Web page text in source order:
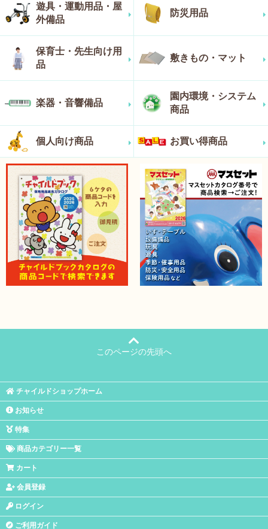
遊具・運動用品・屋
外備品
防災用品
保育士・先生向け用
品
敷きもの・マット
楽器・音響備品
園内環境・システム
商品
個人向け商品 お買い得商品
このページの先頭へ
チャイルドショップホーム
お知らせ
特集
商品カテゴリー一覧
カート
会員登録
ログイン
ご利用ガイド